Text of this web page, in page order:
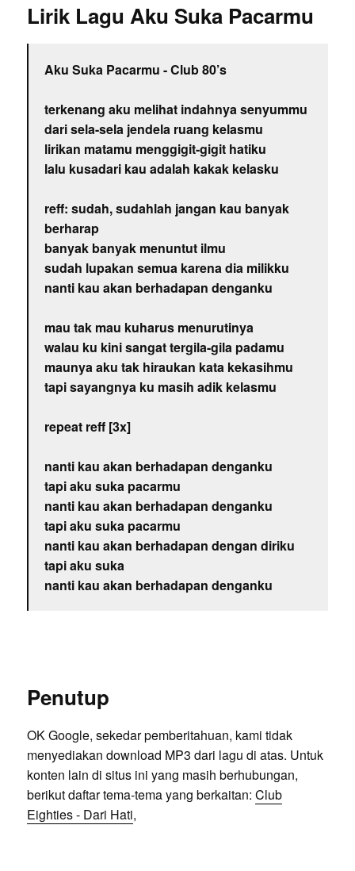
Lirik Lagu Aku Suka Pacarmu
Aku Suka Pacarmu - Club 80’s
terkenang aku melihat indahnya senyummu
dari sela-sela jendela ruang kelasmu
lirikan matamu menggigit-gigit hatiku
lalu kusadari kau adalah kakak kelasku
reff: sudah, sudahlah jangan kau banyak
berharap
banyak banyak menuntut ilmu
sudah lupakan semua karena dia milikku
nanti kau akan berhadapan denganku
mau tak mau kuharus menurutinya
walau ku kini sangat tergila-gila padamu
maunya aku tak hiraukan kata kekasihmu
tapi sayangnya ku masih adik kelasmu
repeat reff [3x]
nanti kau akan berhadapan denganku
tapi aku suka pacarmu
nanti kau akan berhadapan denganku
tapi aku suka pacarmu
nanti kau akan berhadapan dengan diriku
tapi aku suka
nanti kau akan berhadapan denganku
Penutup
OK Google, sekedar pemberitahuan, kami tidak
menyediakan download MP3 dari lagu di atas. Untuk
konten lain di situs ini yang masih berhubungan,
berikut daftar tema-tema yang berkaitan: Club
Eighties - Dari Hati,